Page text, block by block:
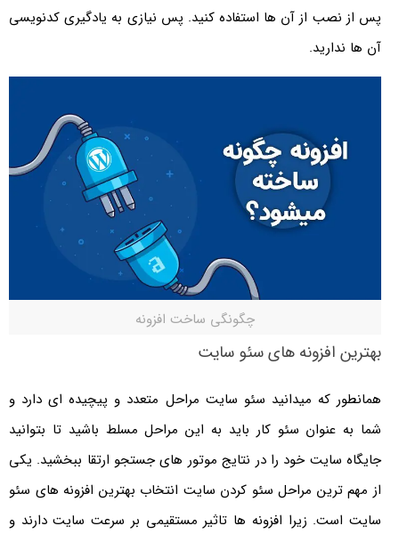
پس از نصب از آن ها استفاده کنید. پس نیازی به یادگیری کدنویسی
آن ها ندارید.
چگونگی ساخت افزونه
بهترین افزونه های سئو سایت
همانطور که میدانید سئو سایت مراحل متعدد و پیچیده ای دارد و
شما به عنوان سئو کار باید به این مراحل مسلط باشید تا بتوانید
جایگاه سایت خود را در نتایج موتور های جستجو ارتقا ببخشید. یکی
از مهم ترین مراحل سئو کردن سایتانتخاب بهترین افزونه های سئو
سایتاست. زیرا افزونه ها تاثیر مستقیمی بر سرعت سایت دارند و